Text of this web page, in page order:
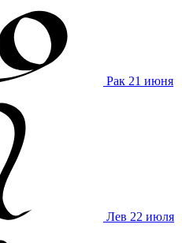
Рак 21 июня
Лев 22 июля